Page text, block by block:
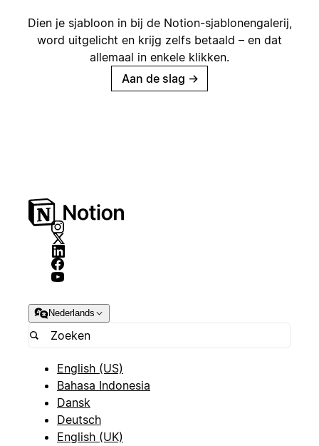
Dien je sjabloon in bij de Notion-sjablonengalerij,
word uitgelicht en krijg zelfs betaald – en dat
allemaal in enkele klikken.
Aan de slag →
Nederlands
English (US)
Bahasa Indonesia
Dansk
Deutsch
English (UK)